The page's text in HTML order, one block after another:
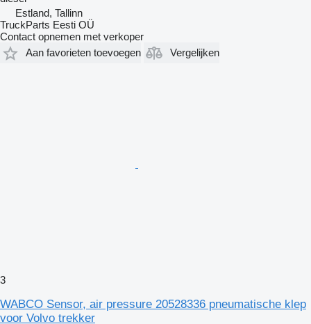
Estland, Tallinn
TruckParts Eesti OÜ
Contact opnemen met verkoper
Aan favorieten toevoegen
Vergelijken
3
WABCO Sensor, air pressure 20528336 pneumatische klep
voor Volvo trekker